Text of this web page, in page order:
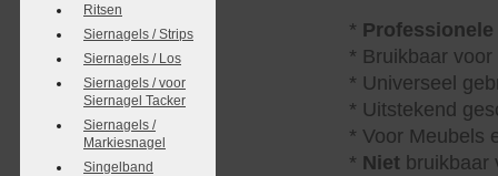
Ritsen
Siernagels / Strips
Siernagels / Los
Siernagels / voor
Siernagel Tacker
Siernagels /
Markiesnagel
Singelband
* Professionele
* Bruikbaar
* Universeel
* Uitstekend
* Voor Meubels
* Niet bruikbaar